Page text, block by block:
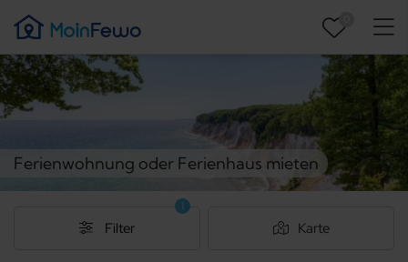
Ferienwohnung oder Ferienhaus mieten
Filter
1
Karte